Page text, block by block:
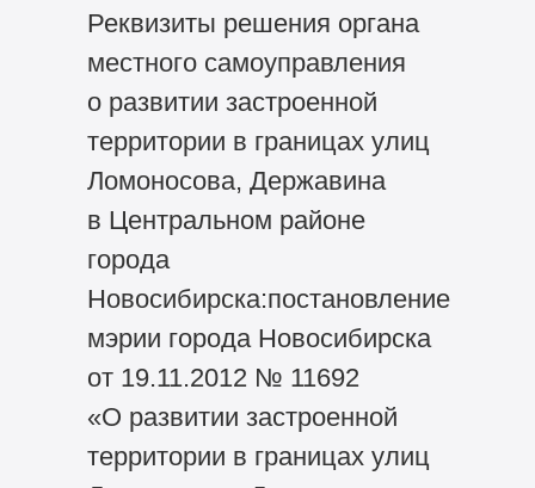
Реквизиты решения органа
местного самоуправления
о развитии застроенной
территории в границах улиц
Ломоносова, Державина
в Центральном районе
города
Новосибирска:постановление
мэрии города Новосибирска
от 19.11.2012 № 11692
«О развитии застроенной
территории в границах улиц